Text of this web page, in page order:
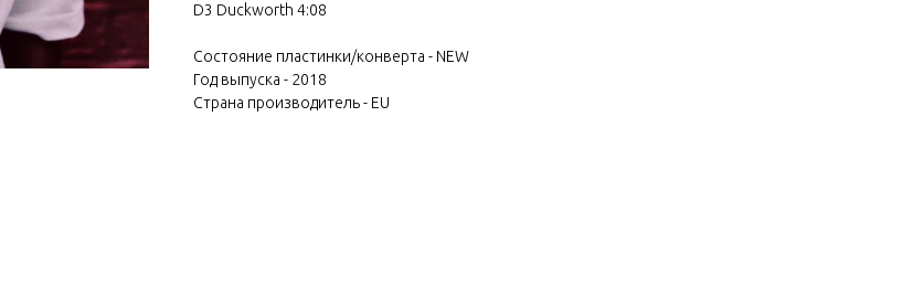
D3 Duckworth 4:08
Состояние пластинки/конверта - NEW
Год выпуска - 2018
Страна производитель - EU